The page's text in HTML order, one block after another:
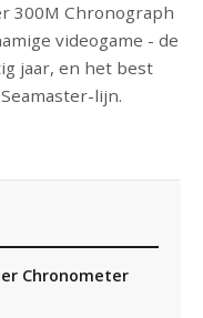
300M Chronograph
videogame - de
jaar, en het best
lijn.
Chronometer